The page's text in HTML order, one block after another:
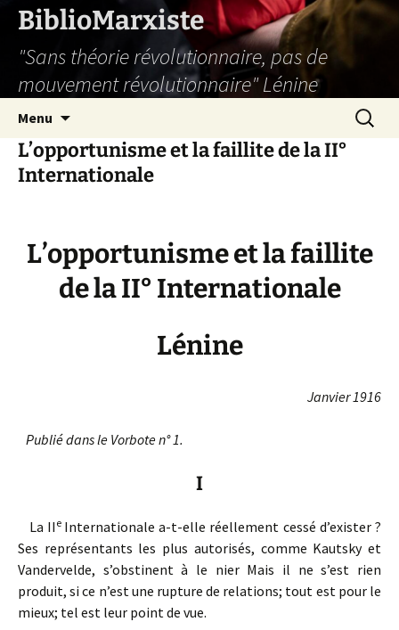
Aller
contenu
BiblioMarxiste
"Sans théorie révolutionnaire, pas de
mouvement révolutionnaire" Lénine
Menu
L’opportunisme et la faillite de la II°
Internationale
L’opportunisme et la faillite
de la II° Internationale
Lénine
Janvier 1916
Publié dans le Vorbote n° 1.
I
La II e Internationale a-t-elle réellement cessé d’exister ?
Ses représentants les plus autorisés, comme Kautsky et
Vandervelde, s’obstinent à le nier Mais il ne s’est rien
produit, si ce n’est une rupture de relations; tout est pour le
mieux; tel est leur point de vue.